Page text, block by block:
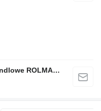
Przedsiębiorstwo Produkcyjno-Handlowe ROLMAPOL Marcin Dziekan